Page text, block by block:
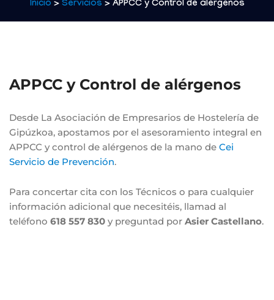
Inicio > Servicios > APPCC y Control de alérgenos
APPCC y Control de alérgenos
Desde La Asociación de Empresarios de Hostelería de
Gipúzkoa, apostamos por el asesoramiento integral en
APPCC y control de alérgenos de la mano de Cei
Servicio de Prevención.
Para concertar cita con los Técnicos o para cualquier
información adicional que necesitéis, llamad al
teléfono 618 557 830 y preguntad por Asier Castellano.